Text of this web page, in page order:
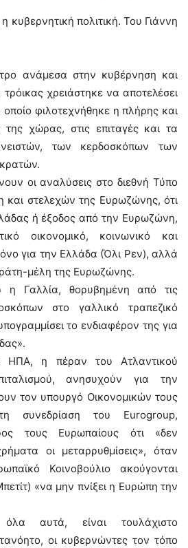
κυβερνητική πολιτική. Του Γιάννη
ανάμεσα στην κυβέρνηση και
χρειάστηκε να αποτελέσει
φιλοτεχνήθηκε η πλήρης και
της χώρας, στις επιταγές και τα
των κερδοσκόπων των
οι αναλύσεις στο διεθνή Τύπο
και στελεχών της Ευρωζώνης, ότι
ή έξοδος από την Ευρωζώνη,
οικονομικό, κοινωνικό και
για την Ελλάδα (Όλι Ρεν), αλλά
μέλη της Ευρωζώνης.
η Γαλλία, θορυβημένη από τις
στο γαλλικό τραπεζικό
το ενδιαφέρον της για
ΗΠΑ, η πέραν του Ατλαντικού
ανησυχούν για την
τον υπουργό Οικονομικών τους
συνεδρίαση του Eurogroup,
τους Ευρωπαίους ότι «δεν
οι μεταρρυθμίσεις», όταν
Κοινοβούλιο ακούγονται
«να μην πνίξει η Ευρώπη την
αυτά, είναι τουλάχιστο
οι κυβερνώντες τον τόπο